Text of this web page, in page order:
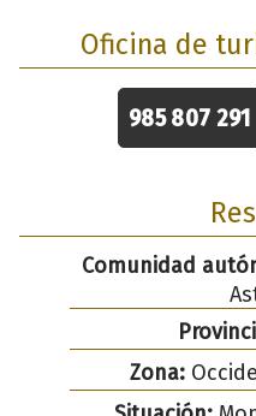
Oficina de
985 807 291
Comunidad
Zona: